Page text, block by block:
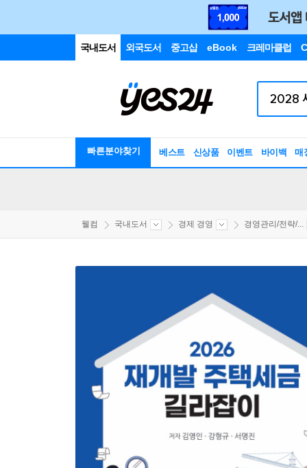
국내도서 외국도서 중고샵 eBook 크레마클럽
빠른분야찾기 베스트 신상품 이벤트 바이백 매
웰컴 국내도서 경제 경영 경영관리/전략/...